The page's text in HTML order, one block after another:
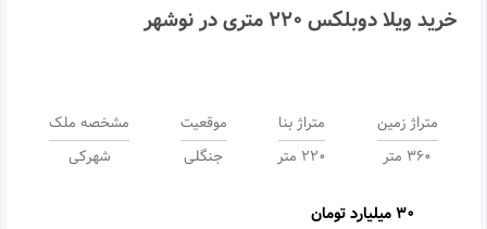
خرید ویلا دوبلکس 220 متری در نوشهر
متراژ زمین
۳۶۰ متر
متراژ بنا
220 متر
موقعیت
جنگلی
مشخصه ملک
شهرکی
30 میلیارد تومان